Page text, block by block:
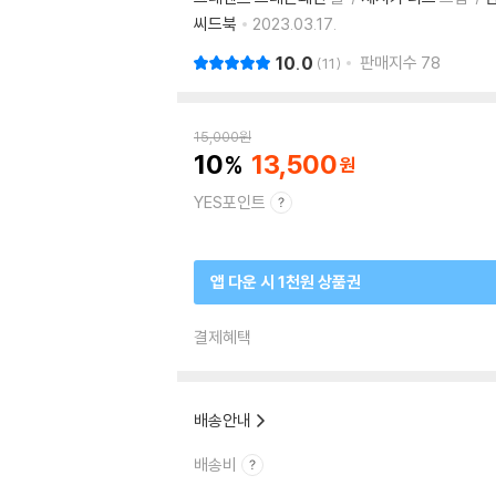
씨드북
2023.03.17.
10.0 11 판매지수 78
15,000원
10 13,500
YES포인트
앱 다운 시 1천원 상품권
결제혜택
배송안내
배송비